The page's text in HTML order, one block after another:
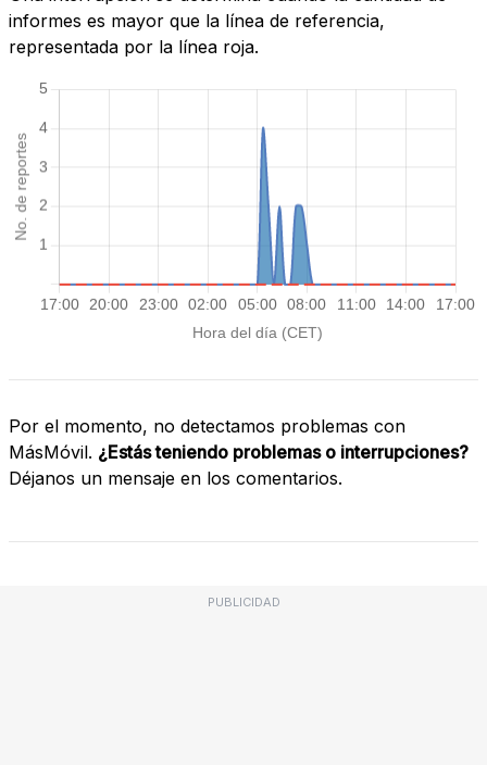
informes es mayor que la línea de referencia,
representada por la línea roja.
Por el momento, no detectamos problemas con
MásMóvil. ¿Estás teniendo problemas o interrupciones?
Déjanos un mensaje en los comentarios.
PUBLICIDAD